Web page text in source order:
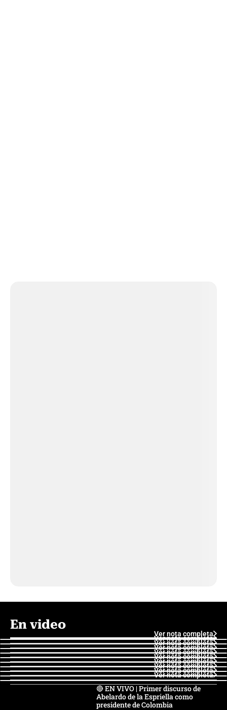
En video
Ver nota completa
Ver nota completa
Ver nota completa
Ver nota completa
Ver nota completa
Ver nota completa
Ver nota completa
Ver nota completa
Ver nota completa
Ver nota completa
🔴 EN VIVO | Primer discurso de
Abelardo de la Espriella como
presidente de Colombia